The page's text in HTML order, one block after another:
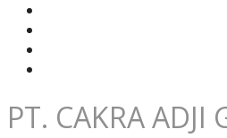
PT. CAKRA ADJI